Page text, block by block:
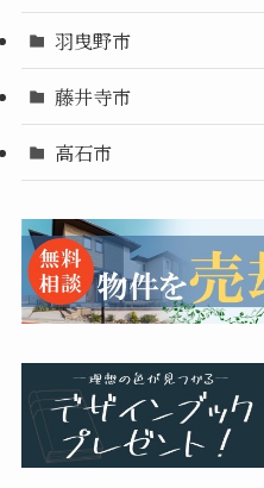
羽曳野市
藤井寺市
高石市